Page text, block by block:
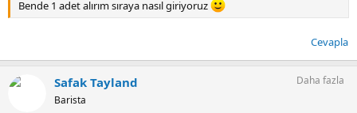
Bende 1 adet alırım sıraya nasıl giriyoruz
Cevapla
Safak Tayland
Barista
Daha fazla